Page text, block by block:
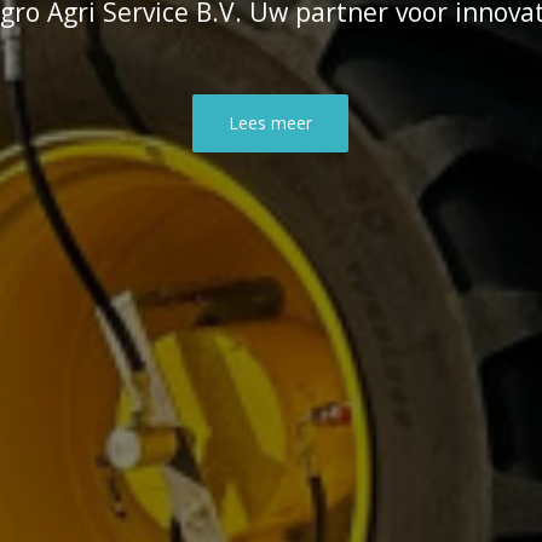
Agri Service B.V. Uw partner voor
Lees meer